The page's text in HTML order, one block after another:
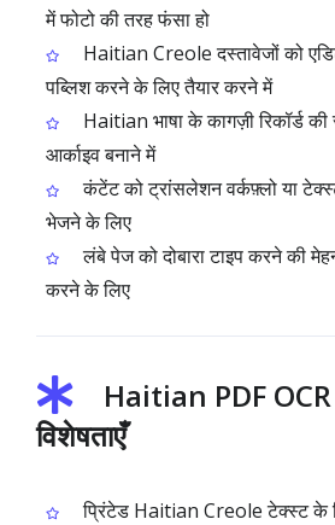
में फोटो की तरह फंसा हो
Haitian Creole दस्तावेजों को
पब्लिश करने के लिए तैयार करने में
Haitian भाषा के कागज़ी रिकॉर्ड
आर्काइव बनाने में
कंटेंट को ट्रांसलेशन वर्कफ़्लो या
भेजने के लिए
लंबे पेज को दोबारा टाइप करने की
करने के लिए
Haitian PDF
विशेषताएँ
प्रिंटेड Haitian Creole टेक्स्ट के